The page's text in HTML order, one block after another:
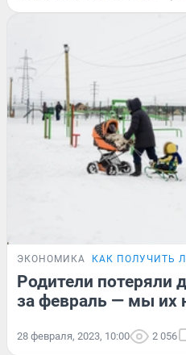
ЭКОНОМИКА КАК ПОЛУЧИТЬ
Родители потеряли
за февраль — мы их
28 февраля, 2023, 10:00 2 056